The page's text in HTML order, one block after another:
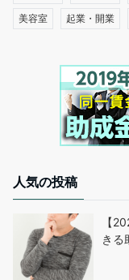
美容室 起業・開業
人気の投稿
【
きる